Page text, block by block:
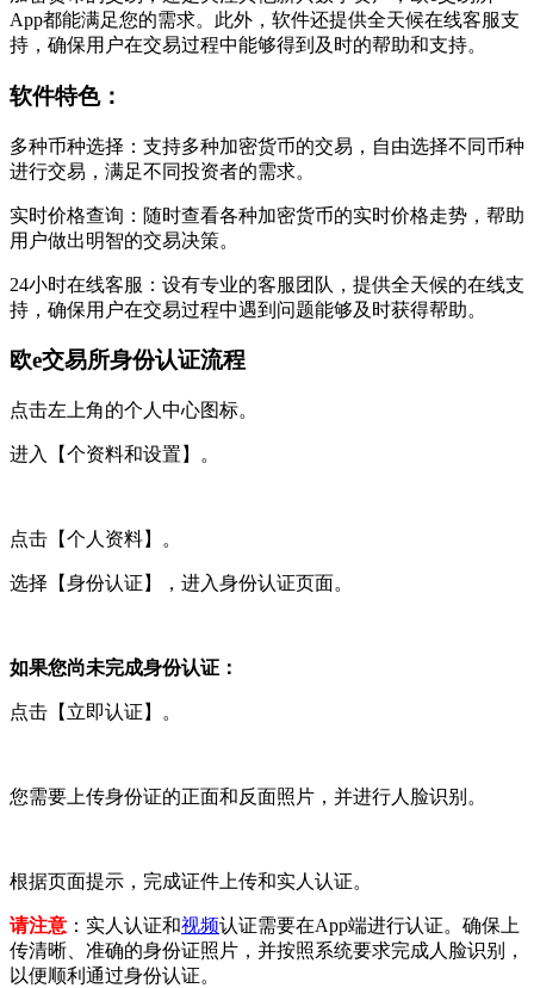
App都能满足您的需求。此外，软件还提供全天候在线客服支
持，确保用户在交易过程中能够得到及时的帮助和支持。
软件特色：
多种币种选择：支持多种加密货币的交易，自由选择不同币种
进行交易，满足不同投资者的需求。
实时价格查询：随时查看各种加密货币的实时价格走势，帮助
用户做出明智的交易决策。
24小时在线客服：设有专业的客服团队，提供全天候的在线支
持，确保用户在交易过程中遇到问题能够及时获得帮助。
欧e交易所身份认证流程
点击左上角的个人中心图标。
进入【个资料和设置】。
点击【个人资料】。
选择【身份认证】，进入身份认证页面。
如果您尚未完成身份认证：
点击【立即认证】。
您需要上传身份证的正面和反面照片，并进行人脸识别。
根据页面提示，完成证件上传和实人认证。
请注意 ：实人认证和视频认证需要在App端进行认证。确保上
传清晰、准确的身份证照片，并按照系统要求完成人脸识别，
以便顺利通过身份认证。